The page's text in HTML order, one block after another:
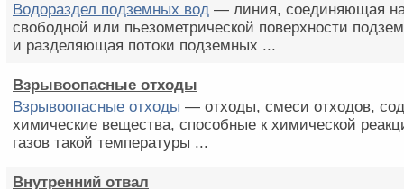
Водораздел подземных вод — линия, соединяющая
свободной или пьезометрической поверхности
и разделяющая потоки подземных ...
Взрывоопасные отходы
Взрывоопасные отходы — отходы, смеси отходов,
химические вещества, способные к химической
газов такой температуры ...
Внутренний отвал